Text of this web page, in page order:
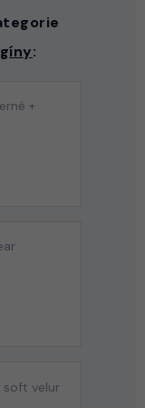
:
+
soft velur